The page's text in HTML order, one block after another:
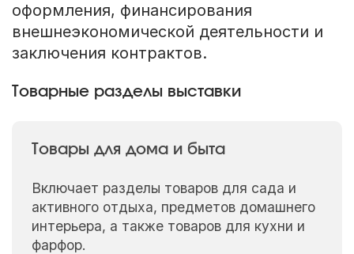
оформления, финансирования
внешнеэкономической деятельности и
заключения контрактов.
Товарные разделы выставки
Товары для дома и быта
Включает разделы товаров для сада и
активного отдыха, предметов домашнего
интерьера, а также товаров для кухни и
фарфор.